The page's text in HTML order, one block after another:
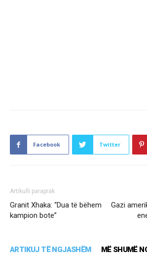
Facebook Twitter
Artikulli paraprak
Granit Xhaka: “Dua të bëhem
kampion bote”
Gazi
ARTIKUJ TË NGJASHËM MË SHUMË